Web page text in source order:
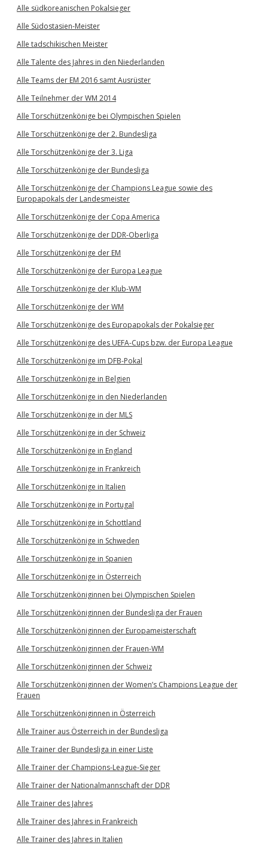
Alle südkoreanischen Pokalsieger
Alle Südostasien-Meister
Alle tadschikischen Meister
Alle Talente des Jahres in den Niederlanden
Alle Teams der EM 2016 samt Ausrüster
Alle Teilnehmer der WM 2014
Alle Torschützenkönige bei Olympischen Spielen
Alle Torschützenkönige der 2. Bundesliga
Alle Torschützenkönige der 3. Liga
Alle Torschützenkönige der Bundesliga
Alle Torschützenkönige der Champions League sowie des
Europapokals der Landesmeister
Alle Torschützenkönige der Copa America
Alle Torschützenkönige der DDR-Oberliga
Alle Torschützenkönige der EM
Alle Torschützenkönige der Europa League
Alle Torschützenkönige der Klub-WM
Alle Torschützenkönige der WM
Alle Torschützenkönige des Europapokals der Pokalsieger
Alle Torschützenkönige des UEFA-Cups bzw. der Europa League
Alle Torschützenkönige im DFB-Pokal
Alle Torschützenkönige in Belgien
Alle Torschützenkönige in den Niederlanden
Alle Torschützenkönige in der MLS
Alle Torschützenkönige in der Schweiz
Alle Torschützenkönige in England
Alle Torschützenkönige in Frankreich
Alle Torschützenkönige in Italien
Alle Torschützenkönige in Portugal
Alle Torschützenkönige in Schottland
Alle Torschützenkönige in Schweden
Alle Torschützenkönige in Spanien
Alle Torschützenkönige in Österreich
Alle Torschützenköniginnen bei Olympischen Spielen
Alle Torschützenköniginnen der Bundesliga der Frauen
Alle Torschützenköniginnen der Europameisterschaft
Alle Torschützenköniginnen der Frauen-WM
Alle Torschützenköniginnen der Schweiz
Alle Torschützenköniginnen der Women’s Champions League der
Frauen
Alle Torschützenköniginnen in Österreich
Alle Trainer aus Österreich in der Bundesliga
Alle Trainer der Bundesliga in einer Liste
Alle Trainer der Champions-League-Sieger
Alle Trainer der Nationalmannschaft der DDR
Alle Trainer des Jahres
Alle Trainer des Jahres in Frankreich
Alle Trainer des Jahres in Italien